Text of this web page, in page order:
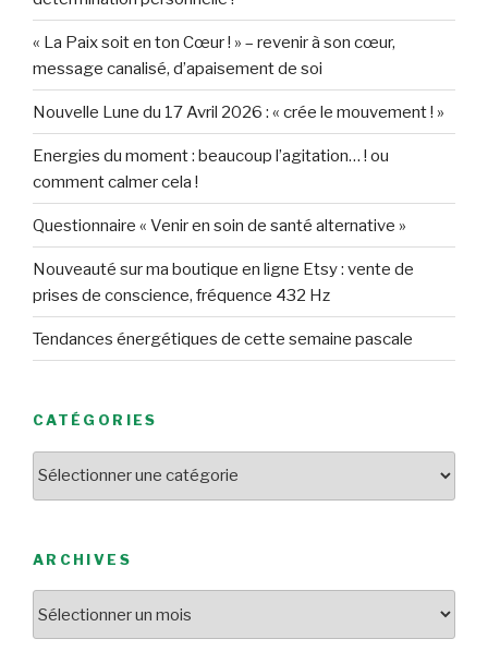
« La Paix soit en ton Cœur ! » – revenir à son cœur,
message canalisé, d’apaisement de soi
Nouvelle Lune du 17 Avril 2026 : « crée le mouvement ! »
Energies du moment : beaucoup l’agitation… ! ou
comment calmer cela !
Questionnaire « Venir en soin de santé alternative »
Nouveauté sur ma boutique en ligne Etsy : vente de
prises de conscience, fréquence 432 Hz
Tendances énergétiques de cette semaine pascale
CATÉGORIES
ARCHIVES